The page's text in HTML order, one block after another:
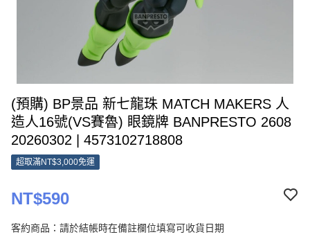
(預購) BP景品 新七龍珠 MATCH MAKERS 人
造人16號(VS賽魯) 眼鏡牌 BANPRESTO 2608
20260302 | 4573102718808
超取滿NT$3,000免運
NT$590
客約商品：請於結帳時在備註欄位填寫可收貨日期